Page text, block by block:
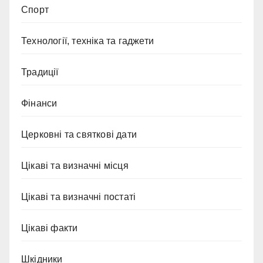
Спорт
Технології, техніка та гаджети
Традиції
Фінанси
Церковні та святкові дати
Цікаві та визначні місця
Цікаві та визначні постаті
Цікаві факти
Шкідники